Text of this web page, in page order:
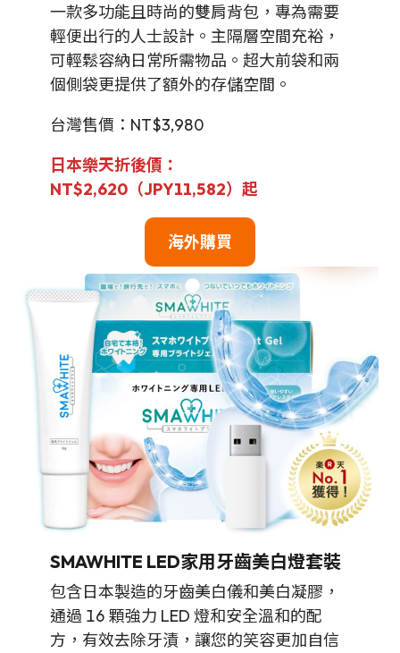
一款多功能且時尚的雙肩背包，專為需要
輕便出行的人士設計。主隔層空間充裕，
可輕鬆容納日常所需物品。超大前袋和兩
個側袋更提供了額外的存儲空間。
台灣售價：NT$3,980
日本樂天折後價：
NT$2,620（JPY11,582）起
海外購買
SMAWHITE LED家用牙齒美白燈套裝
包含日本製造的牙齒美白儀和美白凝膠，
通過 16 顆強力 LED 燈和安全溫和的配
方，有效去除牙漬，讓您的笑容更加自信